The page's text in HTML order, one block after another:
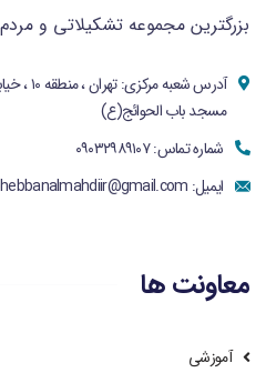
بزرگترین مجموعه تشکیلاتی و مردم
آدرس شعبه مرکزی: تهران ، منطقه ۱۰ ، خیابان کمیل
مسجد باب الحوائج(ع)
شماره تماس: ۰۹۰۳۲۹۸۹۱۰۷
ایمیل:
معاونت ها
آموزشی